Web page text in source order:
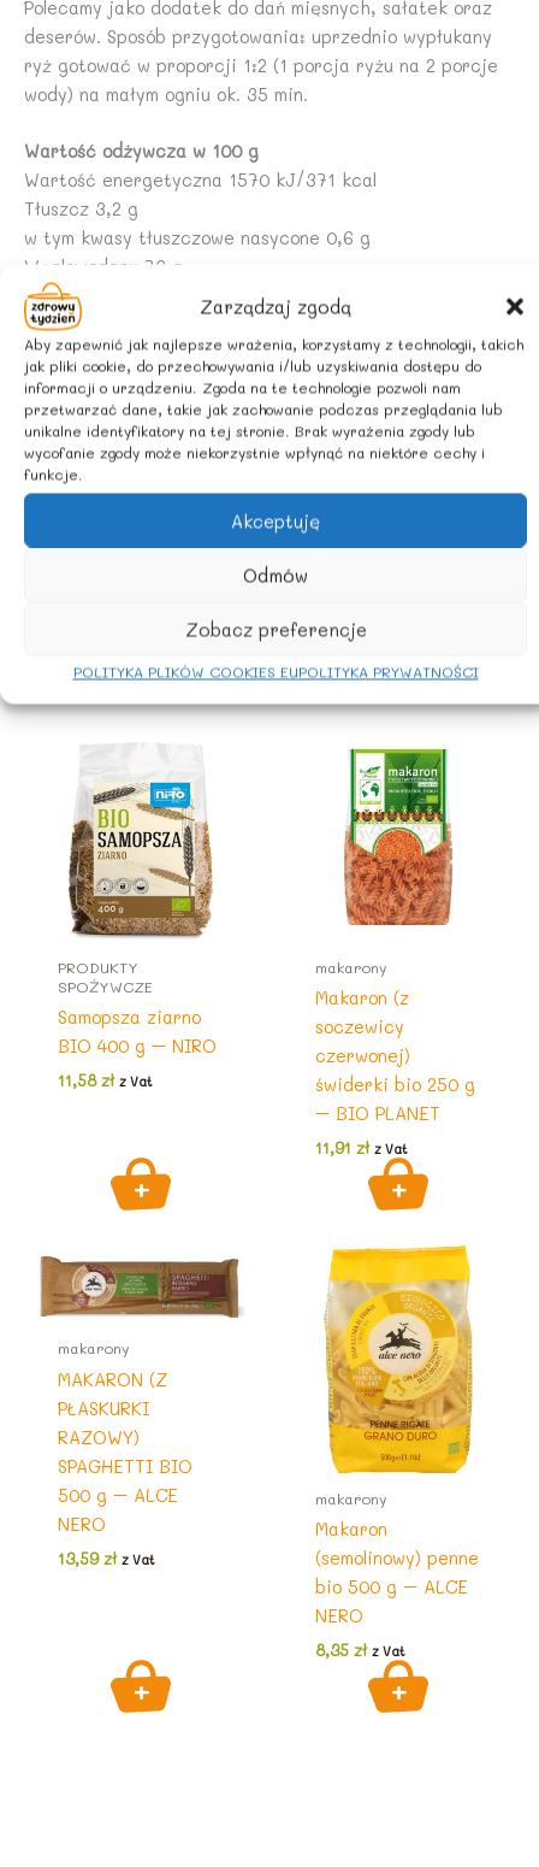
Zarządzaj zgodą
Aby zapewnić jak najlepsze wrażenia, korzystamy z technologii, takich
jak pliki cookie, do przechowywania i/lub uzyskiwania dostępu do
informacji o urządzeniu. Zgoda na te technologie pozwoli nam
przetwarzać dane, takie jak zachowanie podczas przeglądania lub
unikalne identyfikatory na tej stronie. Brak wyrażenia zgody lub
wycofanie zgody może niekorzystnie wpłynąć na niektóre cechy i
funkcje.
Akceptuję
Odmów
Zobacz preferencje
POLITYKA PLIKÓW COOKIES EUPOLITYKA PRYWATNOŚCI
Polecamy jako dodatek do dań mięsnych, sałatek oraz
deserów. Sposób przygotowania: uprzednio wypłukany
ryż gotować w proporcji 1:2 (1 porcja ryżu na 2 porcje
wody) na małym ogniu ok. 35 min.
Wartość odżywcza w 100 g
Wartość energetyczna 1570 kJ/371 kcal
Tłuszcz 3,2 g
w tym kwasy tłuszczowe nasycone 0,6 g
Węglowodany 76 g
w tym cukry 0,7 g
Błonnik 3,6 g
Białko 7,4 g
Sól 0,01 g
ZALECANE WARUNKI PRZECHOWYWANIA
Przechowywać w suchym i chłodnym miejscu.
Podobne produkty
PRODUKTY
SPOŻYWCZE
Samopsza ziarno
BIO 400 g – NIRO
11,58zł z Vat
makarony
Makaron (z
soczewicy
czerwonej)
świderki bio 250 g
– BIO PLANET
11,91 zł z Vat
makarony
MAKARON (Z
PŁASKURKI
RAZOWY)
SPAGHETTI BIO
500 g – ALCE
NERO
13,59zł z Vat
makarony
Makaron
(semolinowy) penne
bio 500 g – ALCE
NERO
8,35 zł z Vat